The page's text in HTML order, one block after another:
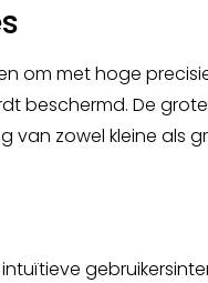
om met hoge
beschermd. De
zowel kleine